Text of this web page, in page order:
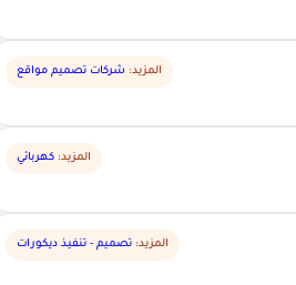
المزيد: شركات تصميم مواقع
المزيد: كهربائي
المزيد: تصميم - تنفيذ ديكورات